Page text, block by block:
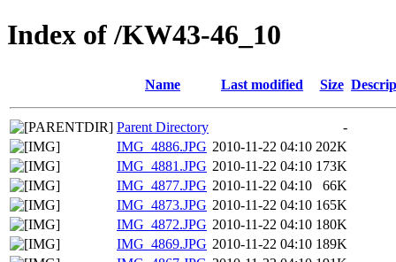
Index of /KW43-46_10
Name Last modified Size
Parent Directory
-
IMG_4886.JPG 2010-11-22 04:10 202K
IMG_4881.JPG 2010-11-22 04:10 173K
IMG_4877.JPG 2010-11-22 04:10
66K
IMG_4873.JPG 2010-11-22 04:10 165K
IMG_4872.JPG 2010-11-22 04:10 180K
IMG_4869.JPG 2010-11-22 04:10 189K